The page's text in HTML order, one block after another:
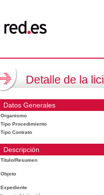
Detalle de la
Datos Generales
Organismo
Tipo Procedimiento
Tipo Contrato
Descripción
Título/Resumen
Objeto
Expediente